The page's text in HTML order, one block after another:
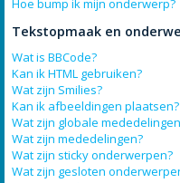
Hoe bump ik mijn onderwerp?
Tekstopmaak en
Wat is BBCode?
Kan ik HTML gebruiken?
Wat zijn Smilies?
Kan ik afbeeldingen plaatsen?
Wat zijn globale
Wat zijn mededelingen?
Wat zijn sticky onderwerpen?
Wat zijn gesloten